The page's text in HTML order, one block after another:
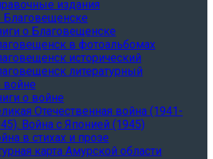
издания
Благовещенске
о Благовещенске
в фотоальбомах
исторический
литературный
войне
о войне
Отечественная война (1941-
Война с Японией (1945)
в стихах и прозе
карта Амурской области